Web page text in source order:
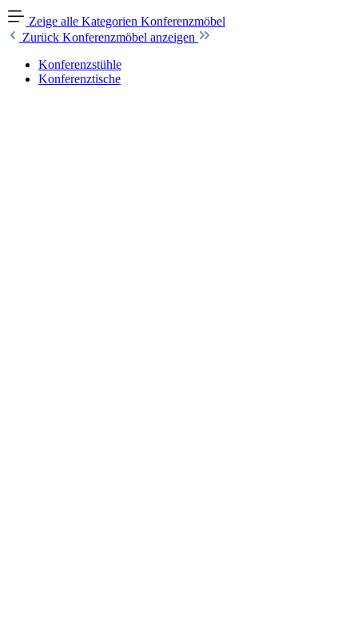
Zeige alle Kategorien Konferenzmöbel
Zurück Konferenzmöbel anzeigen
Konferenzstühle
Konferenztische